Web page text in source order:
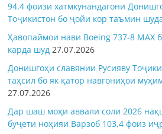
94,4 фоизи хатмкунандагони
Тоҷикистон бо ҷойи кор таъмин
Ҳавопаймои нави Boeing 737-8 MAX
карда шуд 27.07.2026
Донишгоҳи славянии Русияву
таҳсил бо як қатор навгониҳои
27.07.2026
Дар шаш моҳи аввали соли 2026
буҷети ноҳияи Варзоб 103,4 фоиз